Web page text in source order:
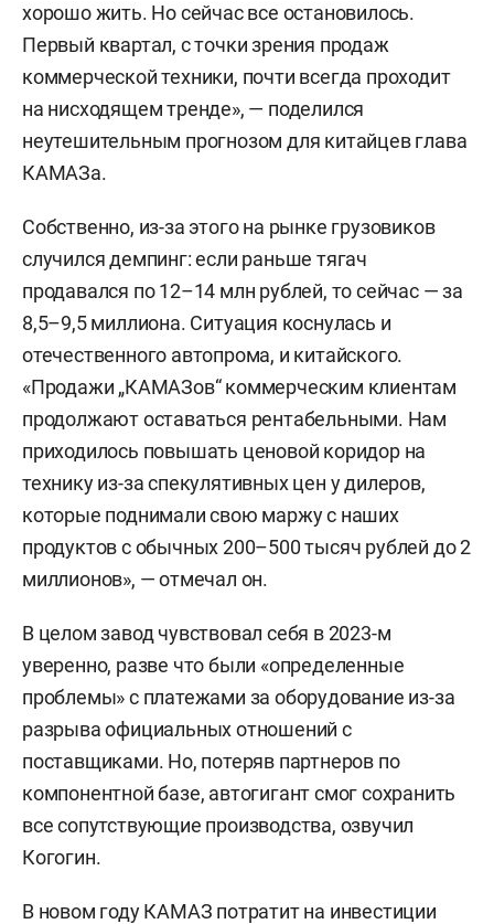
хорошо жить. Но сейчас все остановилось.
Первый квартал, с точки зрения продаж
коммерческой техники, почти всегда проходит
на нисходящем тренде», — поделился
неутешительным прогнозом для китайцев глава
КАМАЗа.
Собственно, из-за этого на рынке грузовиков
случился демпинг: если раньше тягач
продавался по 12–14 млн рублей, то сейчас — за
8,5–9,5 миллиона. Ситуация коснулась и
отечественного автопрома, и китайского.
«Продажи „КАМАЗов“ коммерческим клиентам
продолжают оставаться рентабельными. Нам
приходилось повышать ценовой коридор на
технику из-за спекулятивных цен у дилеров,
которые поднимали свою маржу с наших
продуктов с обычных 200–500 тысяч рублей до 2
миллионов», — отмечал он.
В целом завод чувствовал себя в 2023-м
уверенно, разве что были «определенные
проблемы» с платежами за оборудование из-за
разрыва официальных отношений с
поставщиками. Но, потеряв партнеров по
компонентной базе, автогигант смог сохранить
все сопутствующие производства, озвучил
Когогин.
В новом году КАМАЗ потратит на инвестиции